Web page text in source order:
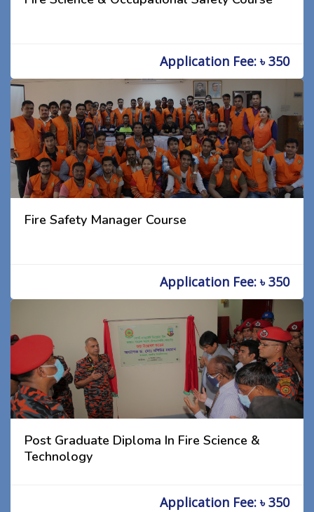
Application Fee: ৳ 350
Fire Safety Manager Course
Application Fee: ৳ 350
Post Graduate Diploma In Fire Science &
Technology
Application Fee: ৳ 350